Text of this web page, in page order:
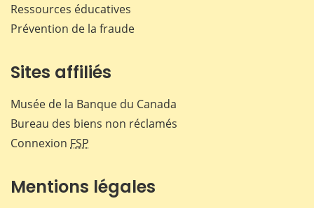
Ressources éducatives
Prévention de la fraude
Sites affiliés
Musée de la Banque du Canada
Bureau des biens non réclamés
Connexion FSP
Mentions légales